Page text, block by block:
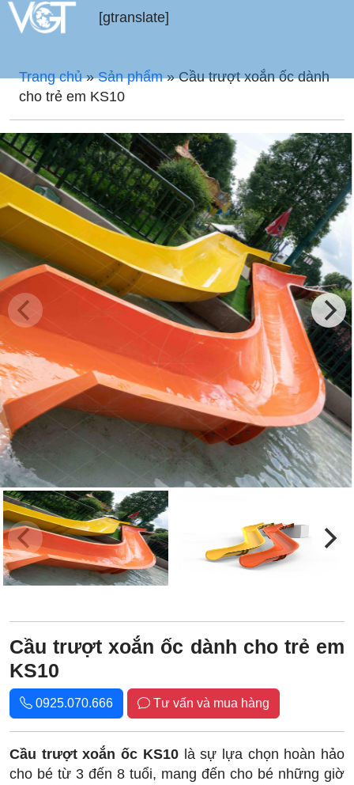
[gtranslate]
Trang chủ»Sản phẩm»Cầu trượt xoắn ốc dành
cho trẻ em KS10
Cầu trượt xoắn ốc dành cho trẻ em
KS10
0925.070.666 Tư vấn và mua hàng
Cầu trượt xoắn ốc KS10là sự lựa chọn hoàn hảo
cho bé từ 3 đến 8 tuổi, mang đến cho bé những giờ